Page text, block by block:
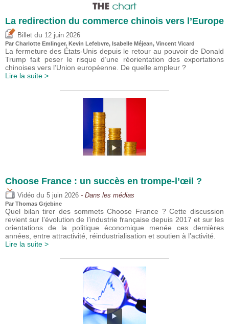
La redirection du commerce chinois vers l’Europe
Billet du 12 juin 2026
Par Charlotte Emlinger, Kevin Lefebvre, Isabelle Méjean, Vincent Vicard
La fermeture des États-Unis depuis le retour au pouvoir de Donald
Trump fait peser le risque d’une réorientation des exportations
chinoises vers l’Union européenne. De quelle ampleur ?
Lire la suite >
Choose France : un succès en trompe-l’œil ?
Vidéo du 5 juin 2026 - Dans les médias
Par Thomas Grjebine
Quel bilan tirer des sommets Choose France ? Cette discussion
revient sur l’évolution de l’industrie française depuis 2017 et sur les
orientations de la politique économique menée ces dernières
années, entre attractivité, réindustrialisation et soutien à l’activité.
Lire la suite >